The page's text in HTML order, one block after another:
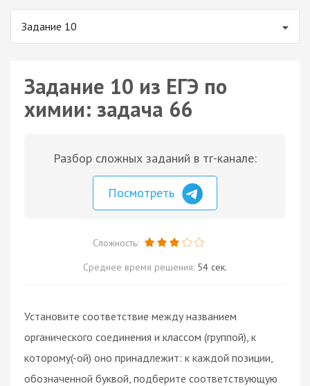
Задание 10
Задание 10 из ЕГЭ по
химии: задача 66
Разбор сложных заданий в тг-канале:
Посмотреть
Сложность:
Среднее время решения: 54 сек.
Установите соответствие между названием
органического соединения и классом (группой), к
которому(-ой) оно принадлежит: к каждой позиции,
обозначенной буквой, подберите соответствующую